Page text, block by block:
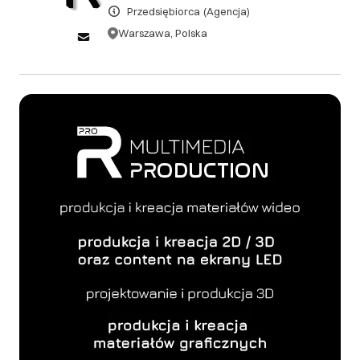
Przedsiębiorca (Agencja)
Warszawa, Polska
pisemnej (e-mail). Za rozpoczęcie realizacji uznaje się
w szczególności: prace koncepcyjne i
terminów, zespołu realizacyjnego, sprzętu, lokalizacji
oraz infrastruktury technicznej. 2. Anulowanie po
zamówienia po rozpoczęciu realizacji projektu, Klient
zobowiązany jest do pokrycia: kosztów wykonanych
dotychczas prac, kosztów preprodukcji i produkcji,
ludzkich, ewentualnych kosztów zewnętrznych
prawo do zatrzymania wpłaconej zaliczki jako
częściowego lub całkowitego wynagrodzenia za
Ze względu na indywidualny charakter usług
multimedialnych oraz realizację projektów na
zamówienie Klienta, prawo do odstąpienia od umowy